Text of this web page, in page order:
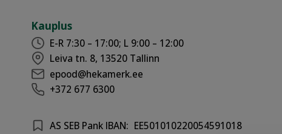
Kauplus
E-R 7:30 – 17:00; L 9:00 – 12:00
Leiva tn. 8, 13520 Tallinn
epood@hekamerk.ee
+372 677 6300
AS SEB Pank IBAN: EE501010220054591018